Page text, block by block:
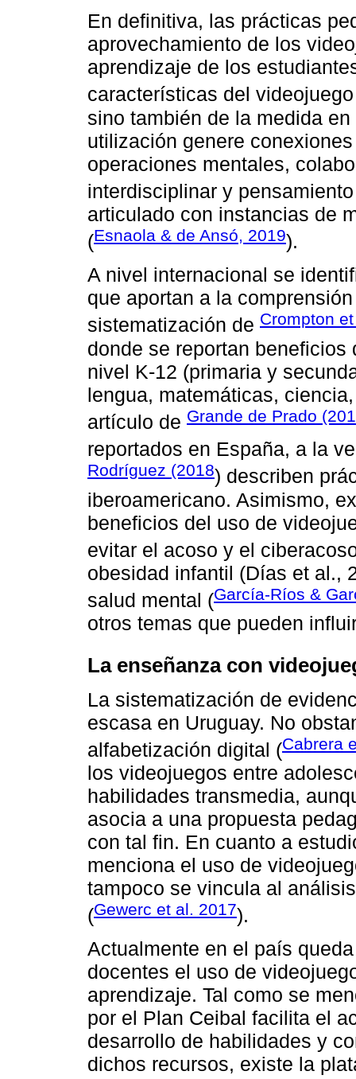
En definitiva, las prácticas
aprovechamiento de los
aprendizaje de los
características del
sino también de la medida
utilización genere
operaciones mentales,
interdisciplinar y
articulado con instancias de
(Esnaola & de Ansó, 2019).
A nivel internacional se
que aportan a la
sistematización de Crompton
donde se reportan
nivel K-12 (primaria y
lengua, matemáticas,
artículo de Grande de Prado
reportados en España, a la
Rodríguez (2018) describen
iberoamericano. Asimismo,
beneficios del uso de
evitar el acoso y el
obesidad infantil (Días et al.,
salud mental (García-Ríos &
otros temas que pueden
La enseñanza con
La sistematización de
escasa en Uruguay. No
alfabetización digital (Cabrera
los videojuegos entre
habilidades transmedia,
asocia a una propuesta
con tal fin. En cuanto a
menciona el uso de
tampoco se vincula al
(Gewerc et al. 2017).
Actualmente en el país
docentes el uso de
aprendizaje. Tal como se
por el Plan Ceibal facilita el
desarrollo de habilidades y
dichos recursos, existe la